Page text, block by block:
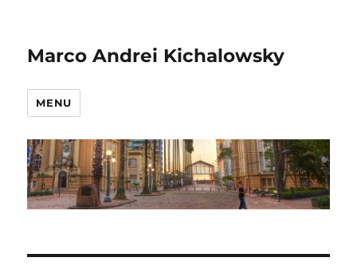
Marco Andrei Kichalowsky
MENU